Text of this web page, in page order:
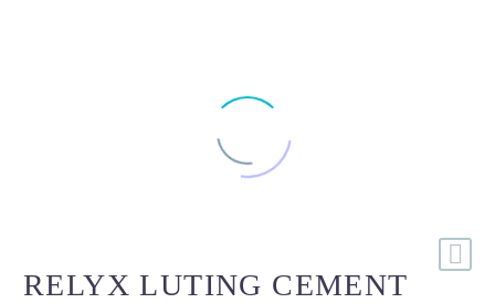
RELYX LUTING CEMENT